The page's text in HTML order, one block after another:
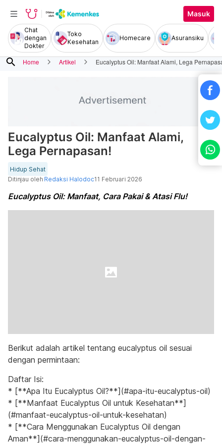
Masuk
Chat
dengan
Dokter
Toko
Kesehatan
Homecare Asuransiku
search Home Artikel Eucalyptus Oil: Manfaat Alami, Lega
Eucalyptus Oil: Manfaat Alami,
Lega Pernapasan!
Hidup Sehat
Ditinjau oleh Redaksi Halodoc11 Februari 2026
Eucalyptus Oil: Manfaat, Cara Pakai & Atasi Flu!
Berikut adalah artikel tentang eucalyptus oil sesuai
dengan permintaan:
Daftar Isi:
* [**Apa Itu Eucalyptus Oil?**](#apa-itu-eucalyptus-oil)
* [**Manfaat Eucalyptus Oil untuk Kesehatan**]
(#manfaat-eucalyptus-oil-untuk-kesehatan)
* [**Cara Menggunakan Eucalyptus Oil dengan
Aman**](#cara-menggunakan-eucalyptus-oil-dengan-